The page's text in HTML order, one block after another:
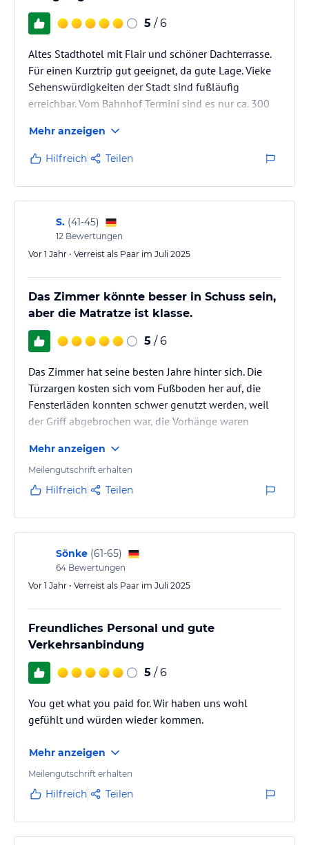
5 / 6
Altes Stadthotel mit Flair und schöner Dachterrasse.
Für einen Kurztrip gut geeignet, da gute Lage. Vieke
Sehenswürdigkeiten der Stadt sind fußläufig
erreichbar. Vom Bahnhof Termini sind es nur ca. 300
Mehr anzeigen
Hilfreich Teilen
S. (41-45)
12 Bewertungen
Vor 1 Jahr • Verreist als Paar im Juli 2025
Das Zimmer könnte besser in Schuss sein,
aber die Matratze ist klasse.
5 / 6
Das Zimmer hat seine besten Jahre hinter sich. Die
Türzargen kosten sich vom Fußboden her auf, die
Fensterläden konnten schwer genutzt werden, weil
der Griff abgebrochen war, die Vorhänge waren
hingen schief. Fön defekt. Aber es wurde jeden Tag
sauber gemacht, frische Handtücher gab es auch
jeden Tag. Seife, Shampoo, Duschgel, Bodylotion
Memoryeffekt.
Mehr anzeigen
Meilengutschrift erhalten
Hilfreich Teilen
Sönke (61-65)
64 Bewertungen
Vor 1 Jahr • Verreist als Paar im Juli 2025
Freundliches Personal und gute
Verkehrsanbindung
5 / 6
You get what you paid for. Wir haben uns wohl
gefühlt und würden wieder kommen.
Mehr anzeigen
Meilengutschrift erhalten
Hilfreich Teilen